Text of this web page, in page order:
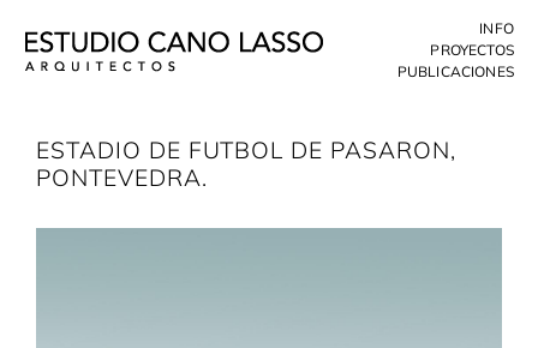
content
INFO
PROYECTOS
PUBLICACIONES
ESTADIO DE FUTBOL DE PASARON,
PONTEVEDRA.